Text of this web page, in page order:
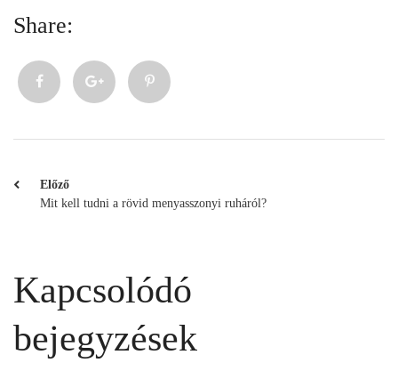
Share:
Előző
Mit kell tudni a rövid menyasszonyi ruháról?
Kapcsolódó
bejegyzések